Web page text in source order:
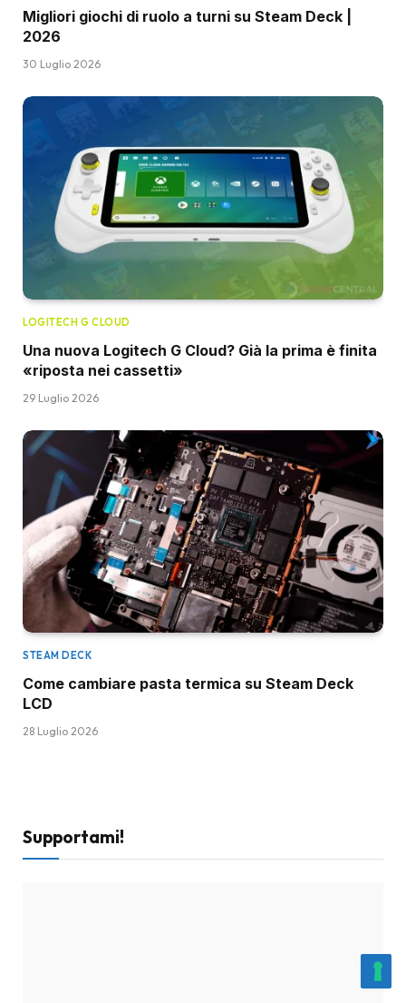
Migliori giochi di ruolo a turni su Steam Deck |
2026
30 Luglio 2026
LOGITECH G CLOUD
Una nuova Logitech G Cloud? Già la prima è finita
«riposta nei cassetti»
29 Luglio 2026
STEAM DECK
Come cambiare pasta termica su Steam Deck
LCD
28 Luglio 2026
Supportami!